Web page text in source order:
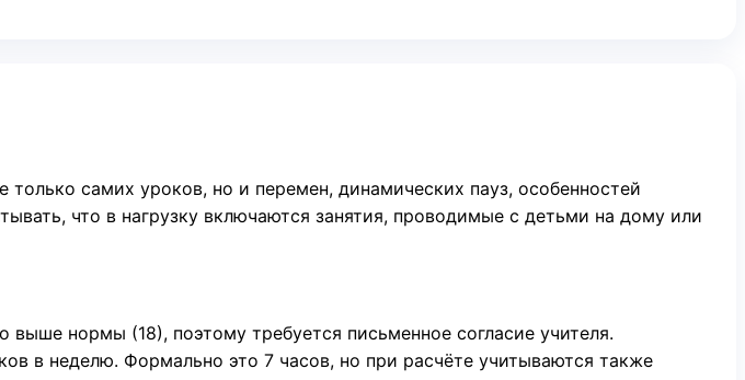
только самих уроков, но и перемен, динамических пауз, особенностей
что в нагрузку включаются занятия, проводимые с детьми на дому или
нормы (18), поэтому требуется письменное согласие учителя.
в неделю. Формально это 7 часов, но при расчёте учитываются также